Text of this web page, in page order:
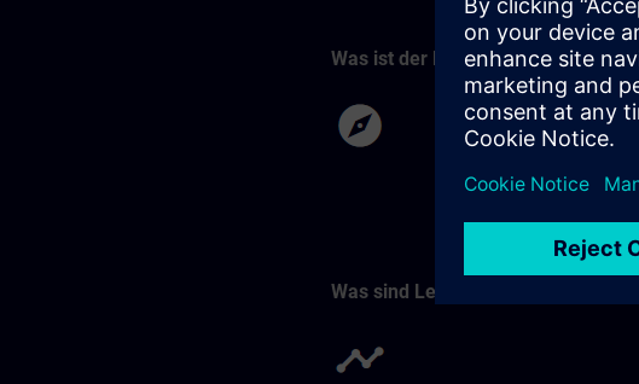
Was ist der Katalog?
Was sind Lernpfade?